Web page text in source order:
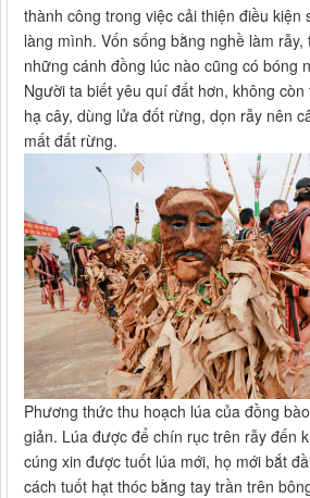
thành công trong việc cải thiện điều kiện
làng mình. Vốn sống bằng nghề làm rẫy,
những cánh đồng lúc nào cũng có bóng
Người ta biết yêu quí đất hơn, không
hạ cây, dùng lửa đốt rừng, dọn rẫy nên
mất đất rừng.
Phương thức thu hoạch lúa của đồng
giản. Lúa được để chín rục trên rẫy đến
cúng xin được tuốt lúa mới, họ mới bắt
cách tuốt hạt thóc bằng tay trần trên